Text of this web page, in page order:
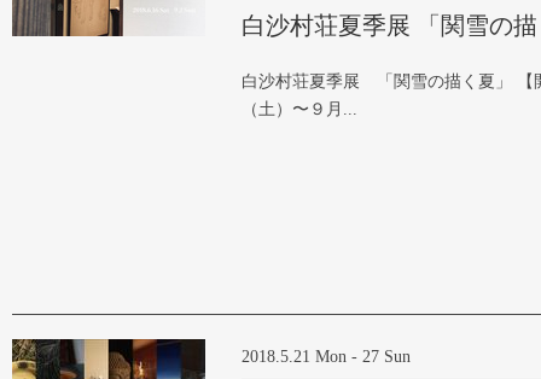
白沙村荘夏季展 「関雪の
白沙村荘夏季展 「関雪の描く夏」 【
（土）〜９月...
2018.5.21 Mon - 27 Sun